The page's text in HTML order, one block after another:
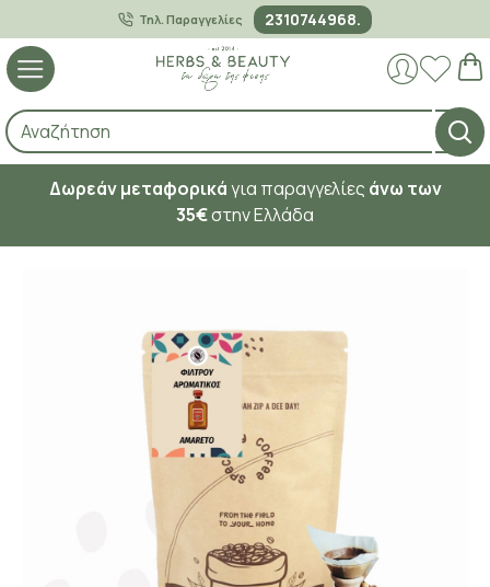
Τηλ. Παραγγελίες 2310744968.
Δωρεάν μεταφορικάγια παραγγελίες άνω των
35€στην Ελλάδα